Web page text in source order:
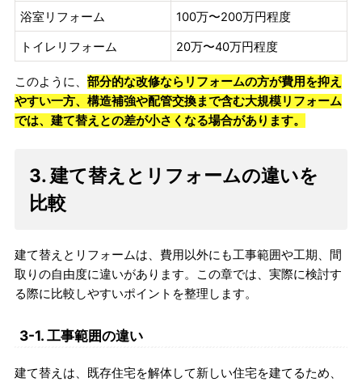
浴室リフォーム 100万〜200万円程度
トイレリフォーム 20万〜40万円程度
このように、 部分的な改修ならリフォームの方が費用を抑え
やすい一方、構造補強や配管交換まで含む大規模リフォーム
では、建て替えとの差が小さくなる場合があります。
3. 建て替えとリフォームの違いを
比較
建て替えとリフォームは、費用以外にも工事範囲や工期、間
取りの自由度に違いがあります。この章では、実際に検討す
る際に比較しやすいポイントを整理します。
3-1. 工事範囲の違い
建て替えは、既存住宅を解体して新しい住宅を建てるため、